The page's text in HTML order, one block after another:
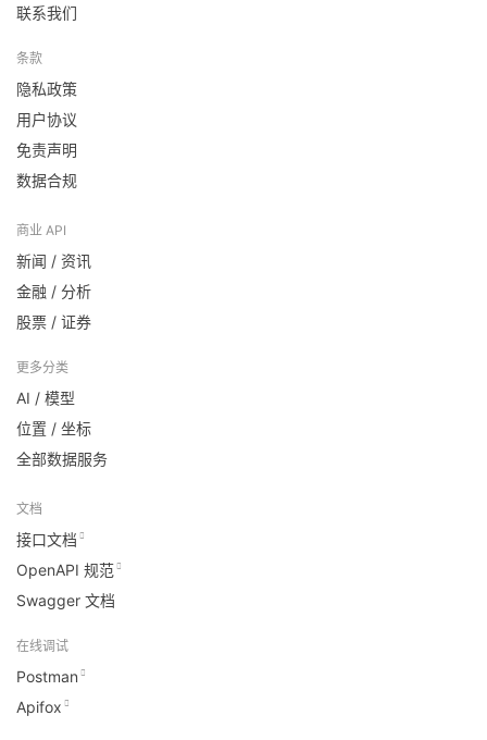
联系我们
条款
隐私政策
用户协议
免责声明
数据合规
商业 API
新闻 / 资讯
金融 / 分析
股票 / 证券
更多分类
AI / 模型
位置 / 坐标
全部数据服务
文档
接口文档
OpenAPI 规范
Swagger 文档
在线调试
Postman
Apifox